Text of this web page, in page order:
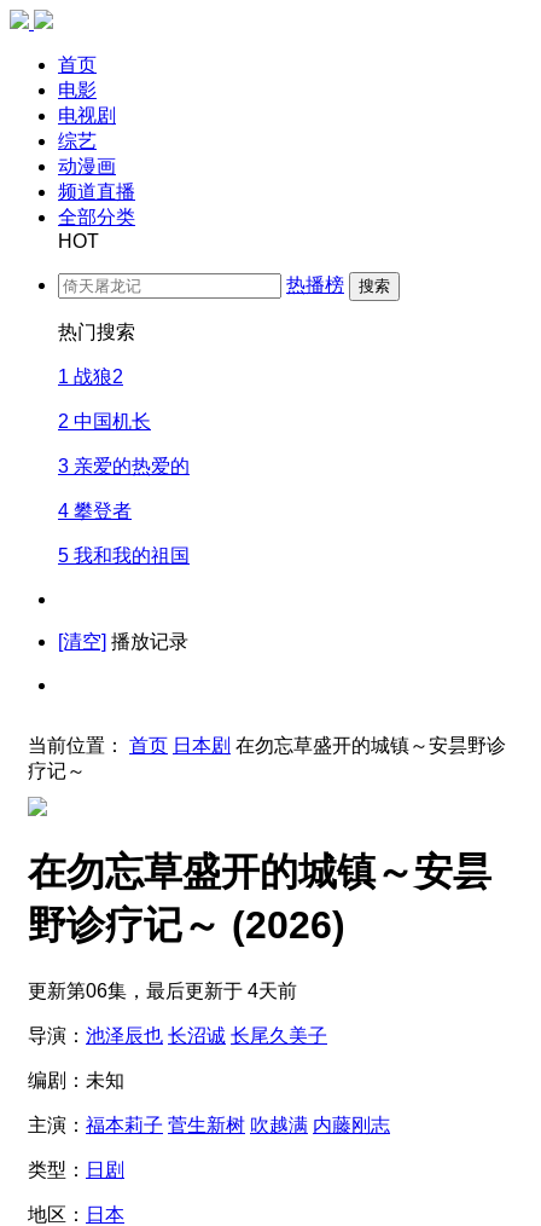
首页
电影
电视剧
综艺
动漫画
频道直播
全部分类
HOT
热播榜 搜索
热门搜索
1 战狼2
2 中国机长
3 亲爱的热爱的
4 攀登者
5 我和我的祖国
[清空] 播放记录
当前位置： 首页 日本剧 在勿忘草盛开的城镇～安昙野诊
疗记～
在勿忘草盛开的城镇～安昙
野诊疗记～ (2026)
更新第06集，最后更新于 4天前
导演： 池泽辰也 长沼诚 长尾久美子
编剧： 未知
主演： 福本莉子 菅生新树 吹越满 内藤刚志
类型： 日剧
地区： 日本